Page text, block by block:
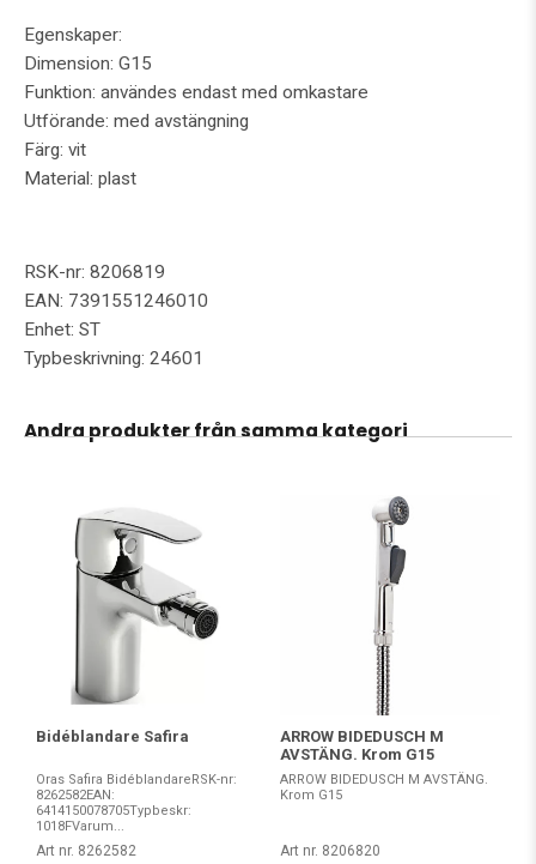
Egenskaper:
Dimension: G15
Funktion: användes endast med omkastare
Utförande: med avstängning
Färg: vit
Material: plast
RSK-nr: 8206819
EAN: 7391551246010
Enhet: ST
Typbeskrivning: 24601
Andra produkter från samma kategori
Bidéblandare Safira
Oras Safira BidéblandareRSK-nr:
8262582EAN:
6414150078705Typbeskr:
1018FVarum...
Art nr. 8262582
ARROW BIDEDUSCH M
AVSTÄNG. Krom G15
ARROW BIDEDUSCH M AVSTÄNG.
Krom G15
Art nr. 8206820